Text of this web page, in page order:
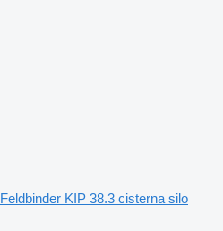
Feldbinder KIP 38.3 cisterna silo